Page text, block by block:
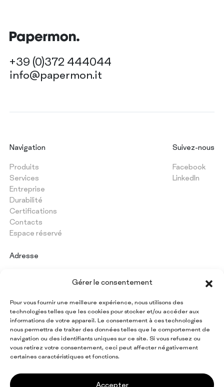
Gérer le consentement
Pour vous fournir une meilleure expérience, nous utilisons des
technologies telles que les cookies pour stocker et/ou accéder aux
informations de votre appareil. Le consentement à ces technologies
nous permettra de traiter des données telles que le comportement de
navigation ou des identifiants uniques sur ce site. Si vous refusez ou
vous retirez votre consentement, ceci peut affecter négativement
certaines caractéristiques et fonctions.
Accepter
+39 (0)372 444044
info@papermon.it
Navigation
Produits
Services
Entreprise
Durabilité
Certifications
Contacts
Espace réservé
Suivez-nous
Facebook
LinkedIn
Adresse
Numéro de TVA : IT 09997420154
Restez informé de toutes
les actualités Papermon
Inscrivez-vous à la newsletter